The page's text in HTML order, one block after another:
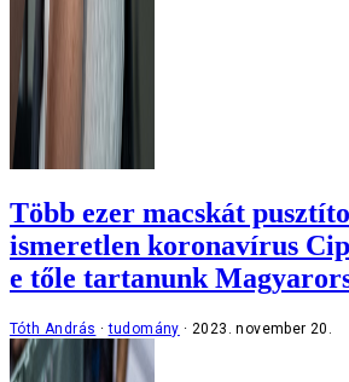
Több ezer macskát
ismeretlen koronavírus
e tőle tartanunk
Tóth András tudomány 2023. november 20.